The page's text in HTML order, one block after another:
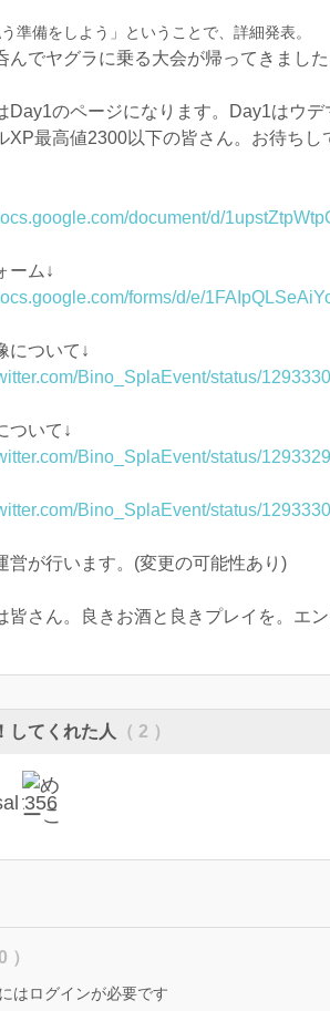
う準備をしよう」ということで、詳細発表。
んでヤグラに乗る大会が帰ってきまし
Day1のページになります。Day1はウデ
XP最高値2300以下の皆さん。お待ちし
document/d/
ーム↓
forms/d/e/
について↓
Bino_SplaEvent/status/
ついて↓
Bino_SplaEvent/status/
Bino_SplaEvent/status/
営が行います。(変更の可能性あり)
皆さん。良きお酒と良きプレイを。エ
してくれた人 （ 2 ）
）
はログインが必要です